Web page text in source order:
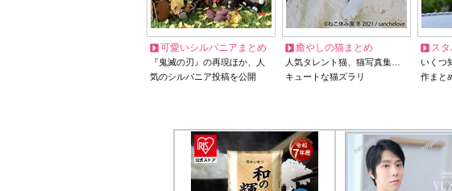
可愛いシルバニアまとめ
『鬼滅の刃』の再現ほか、人
気のシルバニア投稿を公開
癒やしの猫まとめ
人気タレント猫、猫写真集…
キュートな猫ズラリ
ス
いくつ
作まと